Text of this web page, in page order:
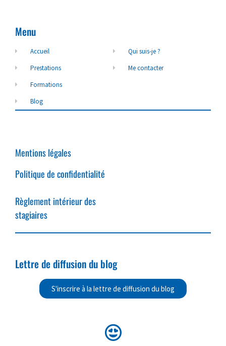
Menu
Accueil
Prestations
Formations
Blog
Qui suis-je ?
Me contacter
Mentions légales
Politique de confidentialité
Règlement intérieur des
stagiaires
Lettre de diffusion du blog
S'inscrire à la lettre de diffusion du blog